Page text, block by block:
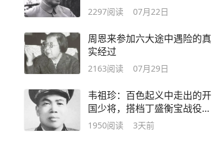
2297阅读 07月22日
周恩来参加六大途中遇险的真
实经过
2163阅读 07月29日
韦祖珍：百色起义中走出的开
国少将，搭档丁盛衡宝战役指
挥135师创立奇功
1950阅读 3天前